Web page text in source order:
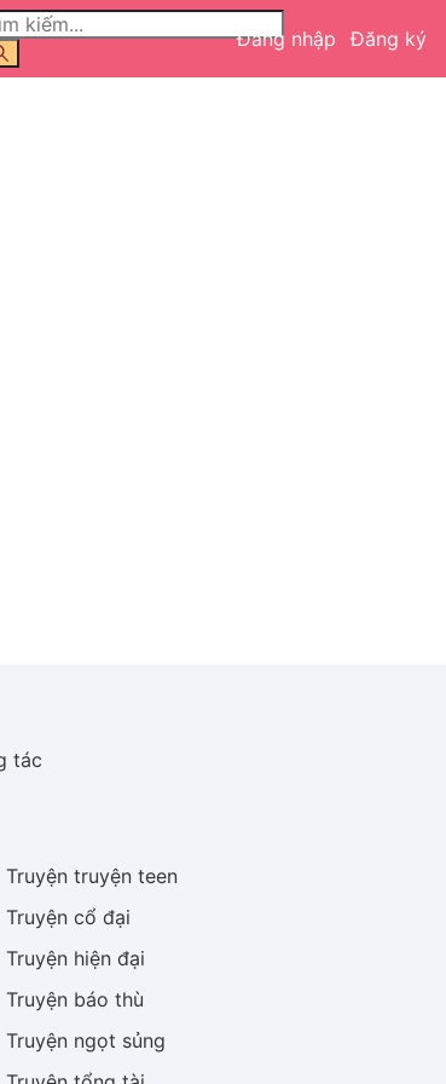
Đăng nhập Đăng ký
tác
Truyệntruyện teen
Truyệncổ đại
Truyện hiện đại
Truyện báo thù
Truyện ngọt sủng